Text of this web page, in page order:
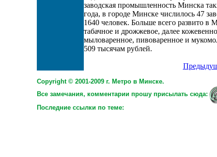
заводская промышленность Минска
года, в городе Минске числилось 47
1640 человек. Больше всего развито в
табачное и дрожжевое, далее
мыловаренное, пивоваренное и
509 тысячам рублей.
Copyright © 2001-2009 г. Метро в Минске.
Все замечания, комментарии прошу присылать сюда:
Последние ссылки по теме: